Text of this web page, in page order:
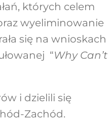
których celem
wyeliminowanie
się na wnioskach
“Why Can’t
i dzielili się
Zachód.